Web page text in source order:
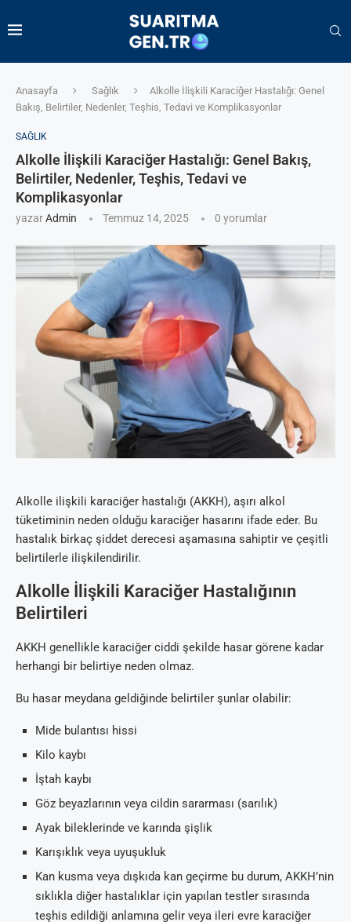
Anasayfa Sağlık
Alkolle İlişkili Karaciğer Hastalığı: Genel
Bakış, Belirtiler, Nedenler, Teşhis, Tedavi ve Komplikasyonlar
SAĞLIK
Alkolle İlişkili Karaciğer Hastalığı: Genel Bakış,
Belirtiler, Nedenler, Teşhis, Tedavi ve
Komplikasyonlar
yazarAdmin Temmuz 14, 2025 0 yorumlar
Alkolle ilişkili karaciğer hastalığı (AKKH), aşırı alkol
tüketiminin neden olduğu karaciğer hasarını ifade eder. Bu
hastalık birkaç şiddet derecesi aşamasına sahiptir ve çeşitli
belirtilerle ilişkilendirilir.
Alkolle İlişkili Karaciğer Hastalığının
Belirtileri
AKKH genellikle karaciğer ciddi şekilde hasar görene kadar
herhangi bir belirtiye neden olmaz.
Bu hasar meydana geldiğinde belirtiler şunlar olabilir:
Mide bulantısı hissi
Kilo kaybı
İştah kaybı
Göz beyazlarının veya cildin sararması (sarılık)
Ayak bileklerinde ve karında şişlik
Karışıklık veya uyuşukluk
Kan kusma veya dışkıda kan geçirme bu durum, AKKH’nin
sıklıkla diğer hastalıklar için yapılan testler sırasında
teşhis edildiği anlamına gelir veya ileri evre karaciğer